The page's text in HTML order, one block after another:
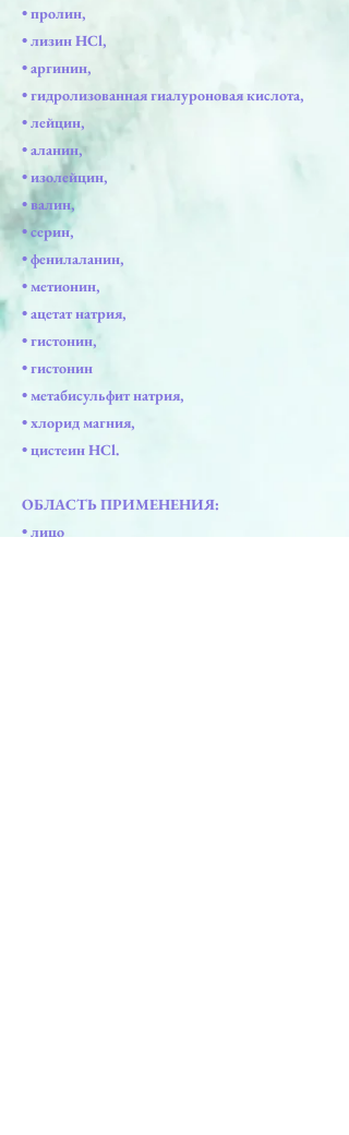
• пролин,
• лизин HCl,
• аргинин,
• гидролизованная гиалуроновая кислота,
• лейцин,
• аланин,
• изолейцин,
• валин,
• серин,
• фенилаланин,
• метионин,
• ацетат натрия,
• гистонин,
• гистонин
• метабисульфит натрия,
• хлорид магния,
• цистеин HCl.
ОБЛАСТЬ ПРИМЕНЕНИЯ:
• лицо